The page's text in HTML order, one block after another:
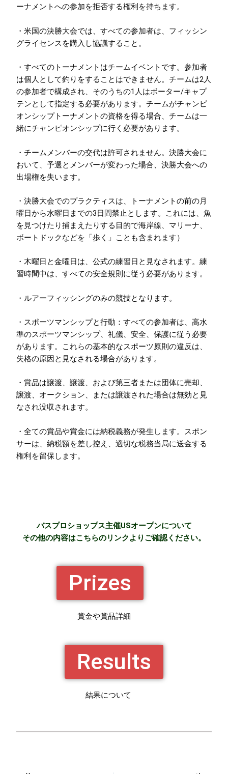
ーナメントへの参加を拒否する権利を持ちます。
・米国の決勝大会では、すべての参加者は、フィッシン
グライセンスを購入し協議すること。
・すべてのトーナメントはチームイベントです。参加者
は個人として釣りをすることはできません。チームは2人
の参加者で構成され、そのうちの1人はボーター/キャプ
テンとして指定する必要があります。チームがチャンピ
オンシップトーナメントの資格を得る場合、チームは一
緒にチャンピオンシップに行く必要があります。
・チームメンバーの交代は許可されません。決勝大会に
おいて、予選とメンバーが変わった場合、決勝大会への
出場権を失います。
・決勝大会でのプラクティスは、トーナメントの前の月
曜日から水曜日までの3日間禁止とします。これには、魚
を見つけたり捕まえたりする目的で海岸線、マリーナ、
ボートドックなどを「歩く」ことも含まれます）
・木曜日と金曜日は、公式の練習日と見なされます。練
習時間中は、すべての安全規則に従う必要があります。
・ルアーフィッシングのみの競技となります。
・スポーツマンシップと行動：すべての参加者は、高水
準のスポーツマンシップ、礼儀、安全、保護に従う必要
があります。これらの基本的なスポーツ原則の違反は、
失格の原因と見なされる場合があります。
・賞品は譲渡、譲渡、および第三者または団体に売却、
譲渡、オークション、または譲渡された場合は無効と見
なされ没収されます。
・全ての賞品や賞金には納税義務が発生します。スポン
サーは、納税額を差し控え、適切な税務当局に送金する
権利を留保します。
バスプロショップス主催USオープンについて
その他の内容はこちらのリンクよりご確認ください。
Prizes
賞金や賞品詳細
Results
結果について